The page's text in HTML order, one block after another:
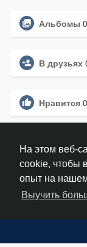
На этом веб-
cookie, чтобы
опыт на
Выучить
Альбомы 0
В друзьях
Нравится 0
0